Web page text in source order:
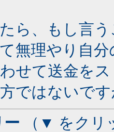
ら、もし言
無理やり自
せて送金を
ではないで
ー （▼ をクリ